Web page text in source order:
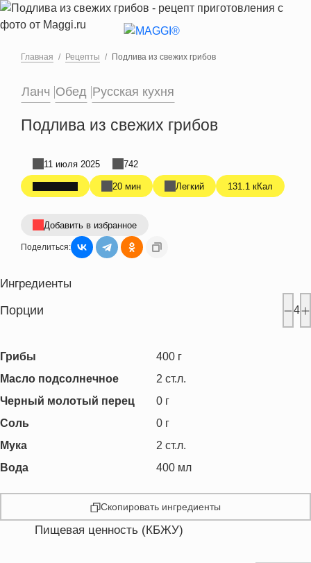
Перейти к основному содержанию
Главная Рецепты Подлива из свежих грибов
Ланч Обед Русская кухня
Подлива из свежих грибов
20 мин Легкий 131.1 кКал
11 июля 2025 742
Добавить в избранное
Поделиться:
Ингредиенты
Порции 4
Грибы 400 г
Масло подсолнечное
2 ст.л.
Черный молотый перец
0 г
Соль
0 г
Мука
2 ст.л.
Вода
400 мл
Скопировать ингредиенты
Пищевая ценность (КБЖУ)